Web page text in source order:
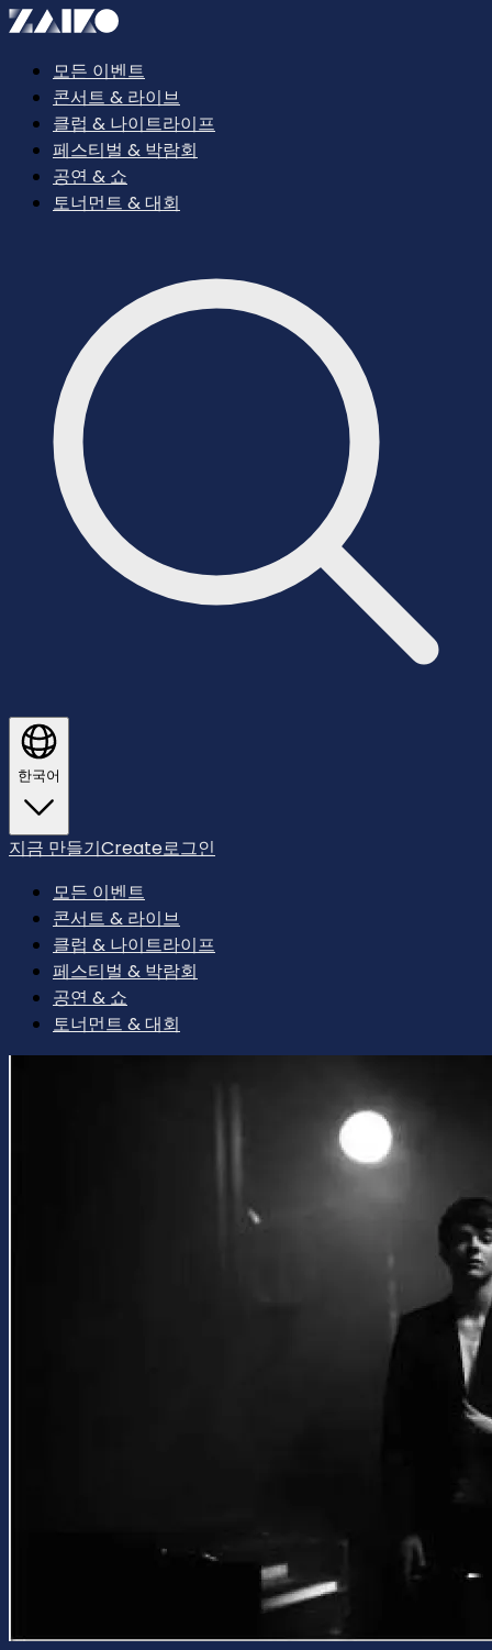
모든 이벤트
콘서트 & 라이브
클럽 & 나이트라이프
페스티벌 & 박람회
공연 & 쇼
토너먼트 & 대회
한국어
지금 만들기Create로그인
모든 이벤트
콘서트 & 라이브
클럽 & 나이트라이프
페스티벌 & 박람회
공연 & 쇼
토너먼트 & 대회